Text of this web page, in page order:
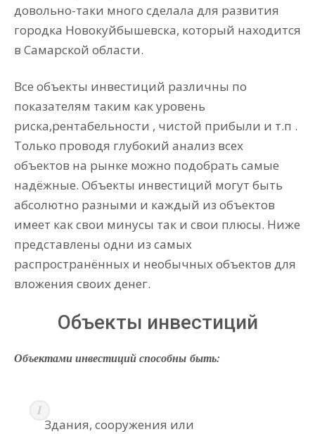
довольно-таки много сделала для развития
городка Новокуйбышевска, который находится
в Самарской области.
Все объекты инвестиций различны по
показателям таким как уровень
риска,рентабельности , чистой прибыли и т.п .
Только проводя глубокий анализ всех
объектов на рынке можно подобрать самые
надёжные. Объекты инвестиций могут быть
абсолютно разными и каждый из объектов
имеет как свои минусы так и свои плюсы. Ниже
представлены одни из самых
распространённых и необычных объектов для
вложения своих денег.
Объекты инвестиций
Объектами инвестиций способны быть:
Здания, сооружения или